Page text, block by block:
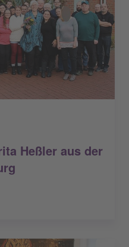
Heßler aus der